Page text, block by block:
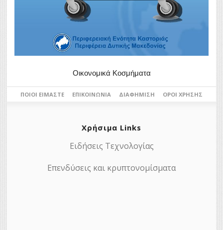
Οικονομικά Κοσμήματα
ΠΟΙΟΙ ΕΊΜΑΣΤΕ ΕΠΙΚΟΙΝΩΝΊΑ ΔΙΑΦΉΜΙΣΗ ΌΡΟΙ ΧΡΉΣΗΣ
Χρήσιμα Links
Ειδήσεις Τεχνολογίας
Επενδύσεις και κρυπτονομίσματα